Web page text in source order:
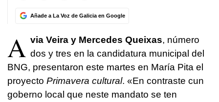
Añade a La Voz de Galicia en Google
A via Veira y Mercedes Queixas, número
dos y tres en la candidatura municipal del
BNG, presentaron este martes en María Pita el
proyecto Primavera cultural. «En contraste cun
goberno local que neste mandato se ten